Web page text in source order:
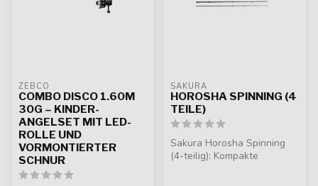
ZEBCO
COMBO DISCO 1.60M
30G – KINDER-
ANGELSET MIT LED-
ROLLE UND
VORMONTIERTER
SCHNUR
SAKURA
HOROSHA SPINNING (4
TEILE)
Sakura Horosha Spinning
(4-teilig): Kompakte